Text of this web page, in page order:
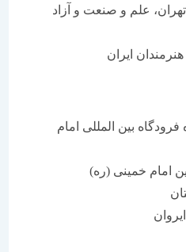
علم و صنعت و آزاد
ایران
بین المللی امام
خمینی (ره)